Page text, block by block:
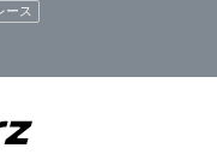
ース